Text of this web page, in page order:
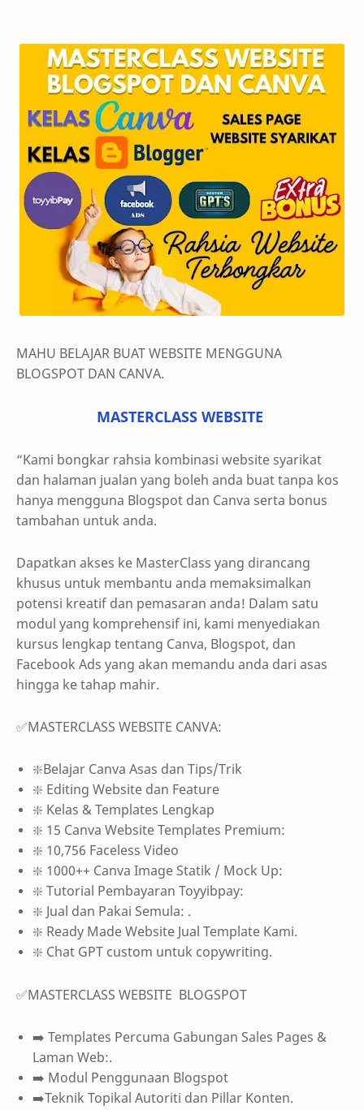
MAHU BELAJAR BUAT WEBSITE MENGGUNA
BLOGSPOT DAN CANVA.
MASTERCLASS WEBSITE
“Kami bongkar rahsia kombinasi website syarikat
dan halaman jualan yang boleh anda buat tanpa kos
hanya mengguna Blogspot dan Canva serta bonus
tambahan untuk anda.
Dapatkan akses ke MasterClass yang dirancang
khusus untuk membantu anda memaksimalkan
potensi kreatif dan pemasaran anda! Dalam satu
modul yang komprehensif ini, kami menyediakan
kursus lengkap tentang Canva, Blogspot, dan
Facebook Ads yang akan memandu anda dari asas
hingga ke tahap mahir.
✅MASTERCLASS WEBSITE CANVA:
❇️Belajar Canva Asas dan Tips/Trik
❇️ Editing Website dan Feature
❇️ Kelas & Templates Lengkap
❇️ 15 Canva Website Templates Premium:
❇️ 10,756 Faceless Video
❇️ 1000++ Canva Image Statik / Mock Up:
❇️ Tutorial Pembayaran Toyyibpay:
❇️ Jual dan Pakai Semula: .
❇️ Ready Made Website Jual Template Kami.
❇️ Chat GPT custom untuk copywriting.
✅MASTERCLASS WEBSITE BLOGSPOT
➡️ Templates Percuma Gabungan Sales Pages &
Laman Web:.
➡️ Modul Penggunaan Blogspot
➡️Teknik Topikal Autoriti dan Pillar Konten.